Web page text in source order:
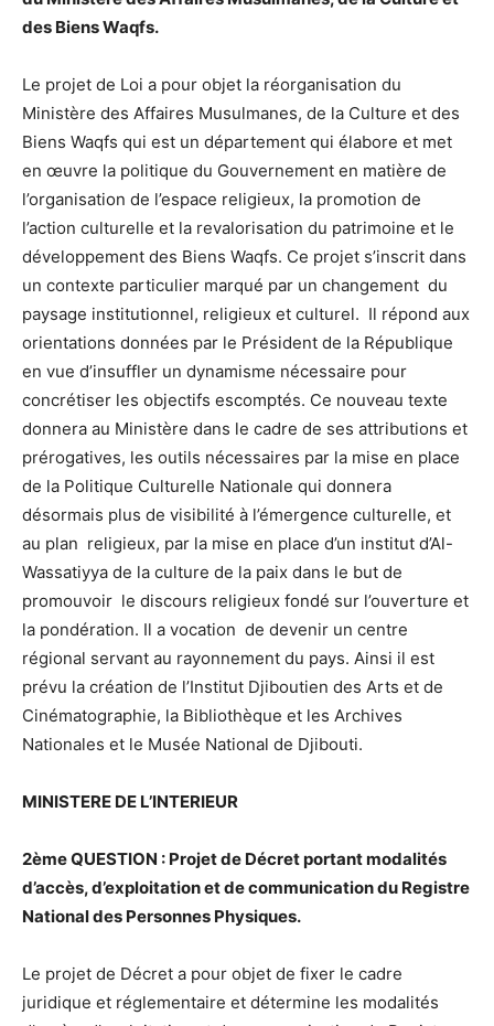
des Biens Waqfs.
Le projet de Loi a pour objet la réorganisation du
Ministère des Affaires Musulmanes, de la Culture et des
Biens Waqfs qui est un département qui élabore et met
en œuvre la politique du Gouvernement en matière de
l’organisation de l’espace religieux, la promotion de
l’action culturelle et la revalorisation du patrimoine et le
développement des Biens Waqfs. Ce projet s’inscrit dans
un contexte particulier marqué par un changement du
paysage institutionnel, religieux et culturel. Il répond aux
orientations données par le Président de la République
en vue d’insuffler un dynamisme nécessaire pour
concrétiser les objectifs escomptés. Ce nouveau texte
donnera au Ministère dans le cadre de ses attributions et
prérogatives, les outils nécessaires par la mise en place
de la Politique Culturelle Nationale qui donnera
désormais plus de visibilité à l’émergence culturelle, et
au plan religieux, par la mise en place d’un institut d’Al-
Wassatiyya de la culture de la paix dans le but de
promouvoir le discours religieux fondé sur l’ouverture et
la pondération. Il a vocation de devenir un centre
régional servant au rayonnement du pays. Ainsi il est
prévu la création de l’Institut Djiboutien des Arts et de
Cinématographie, la Bibliothèque et les Archives
Nationales et le Musée National de Djibouti.
MINISTERE DE L’INTERIEUR
2ème QUESTION : Projet de Décret portant modalités
d’accès, d’exploitation et de communication du Registre
National des Personnes Physiques.
Le projet de Décret a pour objet de fixer le cadre
juridique et réglementaire et détermine les modalités